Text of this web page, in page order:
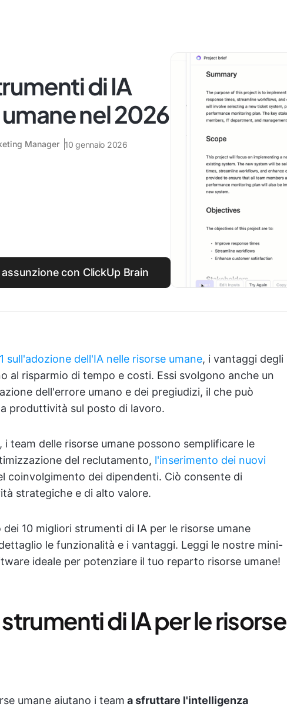
di IA
nel 2026
Manager 10 gennaio 2026
con ClickUp Brain
sull'adozione dell'IA nelle risorse umane, i vantaggi degli
al risparmio di tempo e costi. Essi svolgono anche un
dell'errore umano e dei pregiudizi, il che può
produttività sul posto di lavoro.
i team delle risorse umane possono semplificare le
del reclutamento, l'inserimento dei nuovi
coinvolgimento dei dipendenti. Ciò consente di
strategiche e di alto valore.
10 migliori strumenti di IA per le risorse umane
le funzionalità e i vantaggi. Leggi le nostre mini-
ideale per potenziare il tuo reparto risorse umane!
di IA per le risorse
umane aiutano i team a sfruttare l'intelligenza